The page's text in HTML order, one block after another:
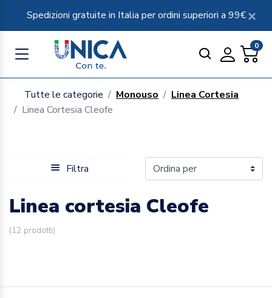
Spedizioni gratuite in Italia per ordini superiori a 99€
0
Tutte le categorie Monouso
Linea Cortesia
Linea Cortesia Cleofe
Filtra
Linea cortesia Cleofe
(12 prodotti)